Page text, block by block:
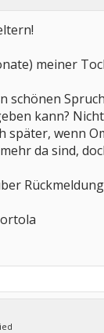
meiner
schönen
kann?
später, wenn
da sind,